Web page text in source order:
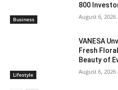
Business
800
August 6, 2026
Lifestyle
VANESA
Fresh
Beauty of
August 6, 2026